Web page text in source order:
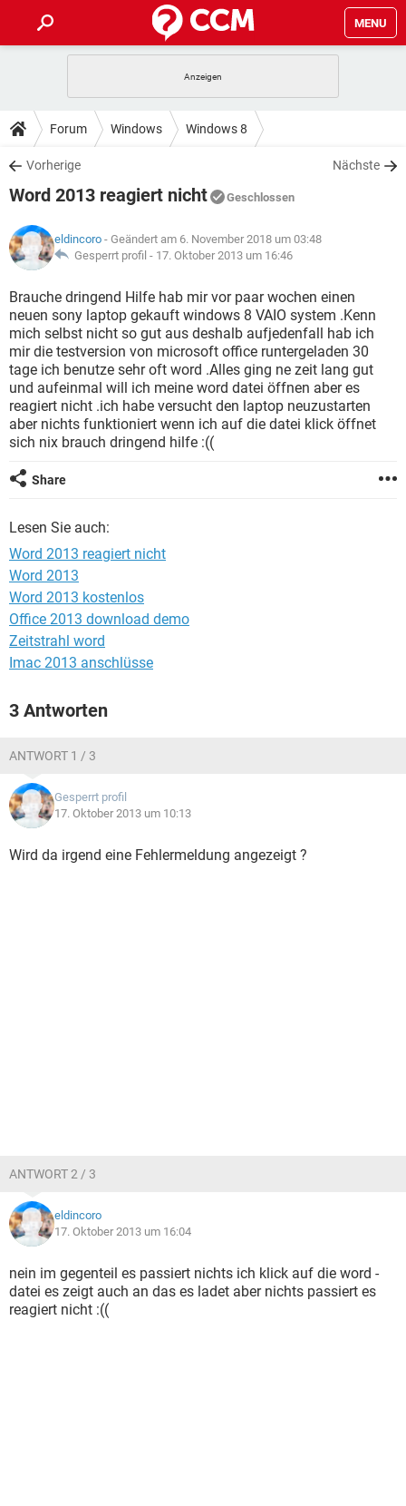
MENU
ANDROID IOS
WINDOWS 10
WHATSAPP TIKTOK
FACEBOOK
TIPPS & TRICKS
SPIELE STREAMING
WHATSAPP TIKTOK
FACEBOOK
DOWNLOADS
SPIELE STREAMING
ANDROID
WINDOWS 10 INSTAGRAM
WHATSAPP
FACEBOOK HARDWARE
SPIELE STREAMING
ANDROID
WINDOWS 10 INSTAGRAM
WHATSAPP TIKTOK
FACEBOOK HARDWARE
LEXIKON
SPIELE
ANDROID IOS
WINDOWS 10 INSTAGRAM
WHATSAPP TIKTOK
FACEBOOK HARDWARE
Forum Windows Windows 8
Vorherige Nächste
Word 2013 reagiert nicht Geschlossen
eldincoro - Geändert am 6. November 2018 um 03:48
Gesperrt profil - 17. Oktober 2013 um 16:46
Brauche dringend Hilfe hab mir vor paar wochen einen
neuen sony laptop gekauft windows 8 VAIO system .Kenn
mich selbst nicht so gut aus deshalb aufjedenfall hab ich
mir die testversion von microsoft office runtergeladen 30
tage ich benutze sehr oft word .Alles ging ne zeit lang gut
und aufeinmal will ich meine word datei öffnen aber es
reagiert nicht .ich habe versucht den laptop neuzustarten
aber nichts funktioniert wenn ich auf die datei klick öffnet
sich nix brauch dringend hilfe :((
Share
Lesen Sie auch:
Word 2013 reagiert nicht
Word 2013
Word 2013 kostenlos
Office 2013 download demo
Zeitstrahl word
Imac 2013 anschlüsse
3 Antworten
ANTWORT 1 / 3
Gesperrt profil
17. Oktober 2013 um 10:13
Wird da irgend eine Fehlermeldung angezeigt ?
ANTWORT 2 / 3
eldincoro
17. Oktober 2013 um 16:04
nein im gegenteil es passiert nichts ich klick auf die word -
datei es zeigt auch an das es ladet aber nichts passiert es
reagiert nicht :((